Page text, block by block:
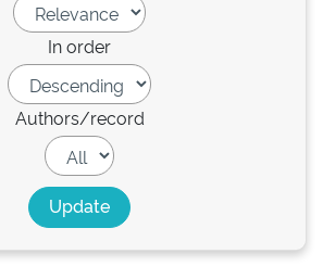
In order
Authors/record